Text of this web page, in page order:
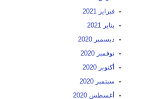
فبراير 2021
يناير 2021
ديسمبر 2020
نوفمبر 2020
أكتوبر 2020
سبتمبر 2020
أغسطس 2020